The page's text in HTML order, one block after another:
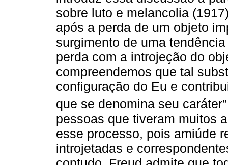
sobre luto e melancolia
após a perda de um objeto
surgimento de uma
perda com a introjeção do
compreendemos que tal
configuração do Eu e
que se denomina seu
pessoas que tiveram muitos
esse processo, pois amiúde
introjetadas e